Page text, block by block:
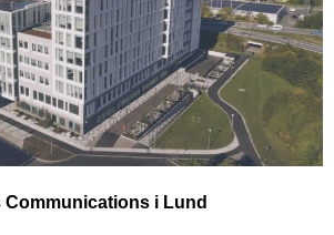
Communications i Lund